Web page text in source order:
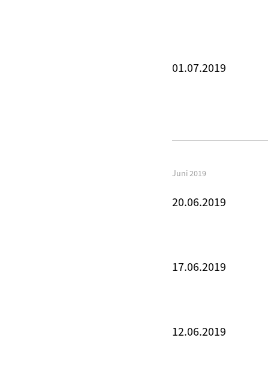
01.07.2019
Juni 2019
20.06.2019
17.06.2019
12.06.2019